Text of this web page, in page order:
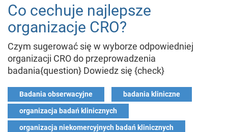
Co cechuje najlepsze
organizacje CRO?
Czym sugerować się w wyborze odpowiedniej
organizacji CRO do przeprowadzenia
badania{question} Dowiedz się {check}
Badania obserwacyjne badania kliniczne
organizacja badań klinicznych
organizacja niekomercyjnych badań klinicznych